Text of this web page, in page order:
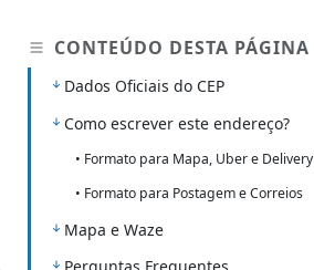
CONTEÚDO DESTA PÁGINA
Dados Oficiais do CEP
Como escrever este endereço?
• Formato para Mapa, Uber e Delivery
• Formato para Postagem e Correios
Mapa e Waze